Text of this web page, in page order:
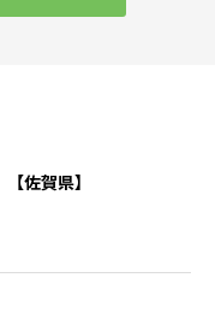
【佐賀県】